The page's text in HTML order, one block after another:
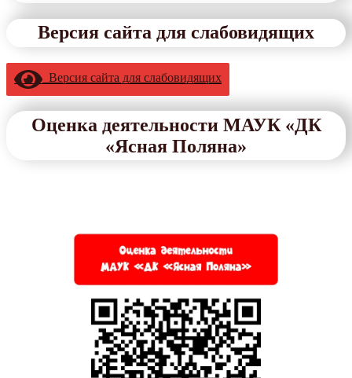
Версия сайта для слабовидящих
Версия сайта для слабовидящих
Оценка деятельности МАУК «ДК
«Ясная Поляна»